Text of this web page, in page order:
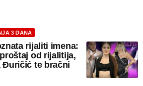
3 DANA
rijaliti imena:
od rijalitija,
Đuričić te bračni